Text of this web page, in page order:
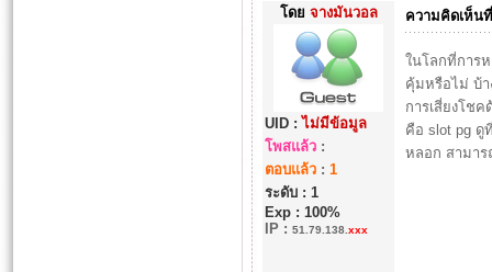
โดย จางมันวอล
UID :ไม่มีข้อมูล
โพสแล้ว:
ตอบแล้ว: 1
ระดับ : 1
Exp : 100%
IP: 51.79.138. xxx
ความคิดเห็น
ในโลกที่การ
คุ้มหรือไม่ บ้า
การเสี่ยงโช
คือ slot pg
หลอก สามาร